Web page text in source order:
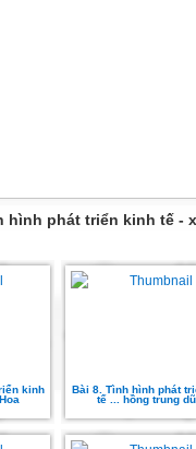
hình phát triển kinh tế -
kinh
Bài 8. Tình hình phát
tế ... hồng trung